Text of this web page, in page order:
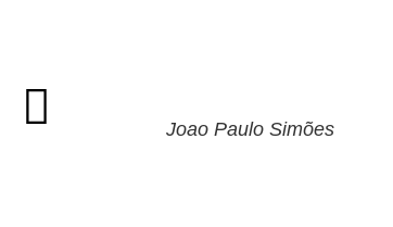
Joao Paulo Simões